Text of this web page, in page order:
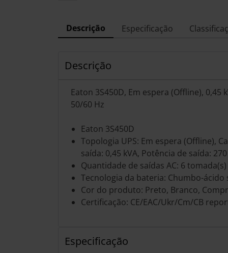
Descrição Especificação
Descrição
Eaton 3S450D, Em espera (Offline), 0,45
50/60 Hz
Eaton 3S450D
Topologia UPS: Em espera (Offline),
saída: 0,45 kVA, Potência de saída:
Quantidade de saídas AC: 6 tomada(s)
Tecnologia da bateria: Chumbo-ácido
Cor do produto: Preto, Branco,
Certificação: CE/EAC/Ukr/Cm/CB
Especificação